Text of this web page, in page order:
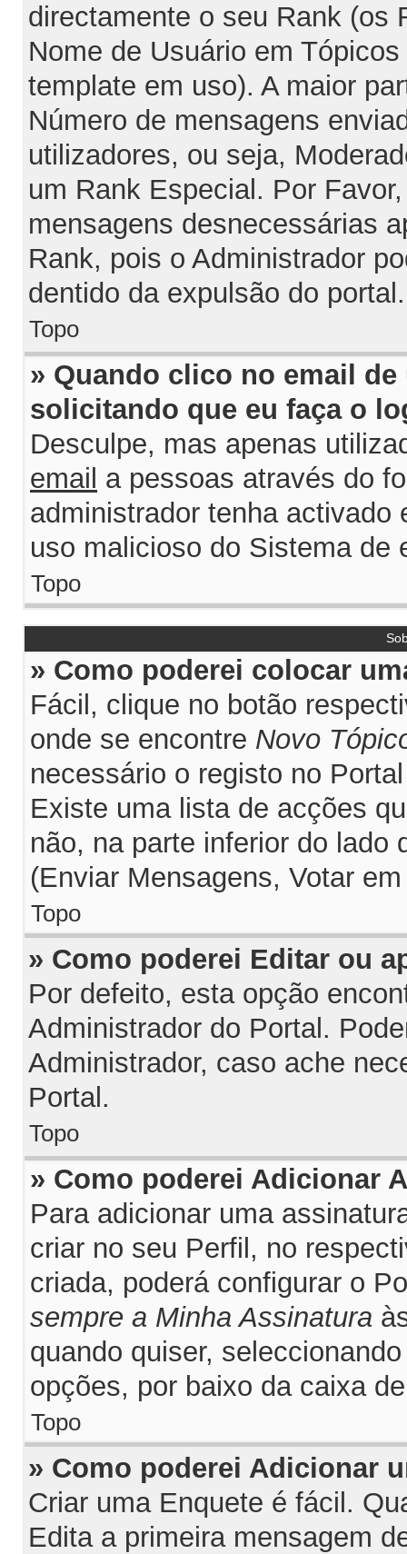
directamente o seu Rank (os
Nome de Usuário em
template em uso). A maior
Número de mensagens
utilizadores, ou seja,
um Rank Especial. Por
mensagens desnecessárias
Rank, pois o Administrador
dentido da expulsão do portal.
Topo
» Quando clico no email
solicitando que eu faça o
Desculpe, mas apenas
email a pessoas através do
administrador tenha
uso malicioso do Sistema de
Topo
» Como poderei colocar
Fácil, clique no botão
onde se encontre Novo
necessário o registo no
Existe uma lista de acções
não, na parte inferior do lado
(Enviar Mensagens, Votar
Topo
» Como poderei Editar ou
Por defeito, esta opção
Administrador do Portal.
Administrador, caso ache
Portal.
Topo
» Como poderei Adicionar
Para adicionar uma
criar no seu Perfil, no
criada, poderá configurar o
sempre a Minha Assinatura
quando quiser, seleccionando
opções, por baixo da caixa
Topo
» Como poderei Adicionar
Criar uma Enquete é fácil.
Edita a primeira mensagem